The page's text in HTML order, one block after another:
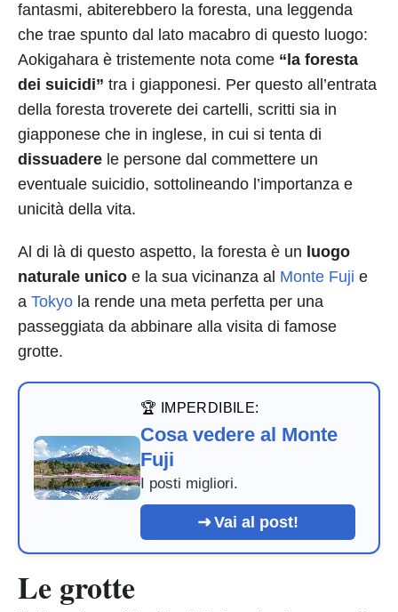
fantasmi, abiterebbero la foresta, una leggenda
che trae spunto dal lato macabro di questo luogo:
Aokigahara è tristemente nota come “la foresta
dei suicidi” tra i giapponesi. Per questo all’entrata
della foresta troverete dei cartelli, scritti sia in
giapponese che in inglese, in cui si tenta di
dissuadere le persone dal commettere un
eventuale suicidio, sottolineando l’importanza e
unicità della vita.
Al di là di questo aspetto, la foresta è un luogo
naturale unico e la sua vicinanza al Monte Fuji e
a Tokyo la rende una meta perfetta per una
passeggiata da abbinare alla visita di famose
grotte.
🏆 IMPERDIBILE:
Cosa vedere al Monte
Fuji
I posti migliori.
Vai al post!
Le grotte